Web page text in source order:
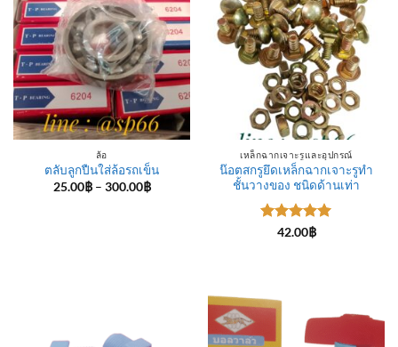
ล้อ
ตลับลูกปืนใส่ล้อรถเข็น
25.00฿ – 300.00฿Price
เหล็กฉากเจาะรูและอุปกรณ์
น๊อตสกรูยึดเหล็กฉากเจาะรูทำ
ชั้นวางของ ชนิดด้านเท่า
ให้คะแนน
42.00฿